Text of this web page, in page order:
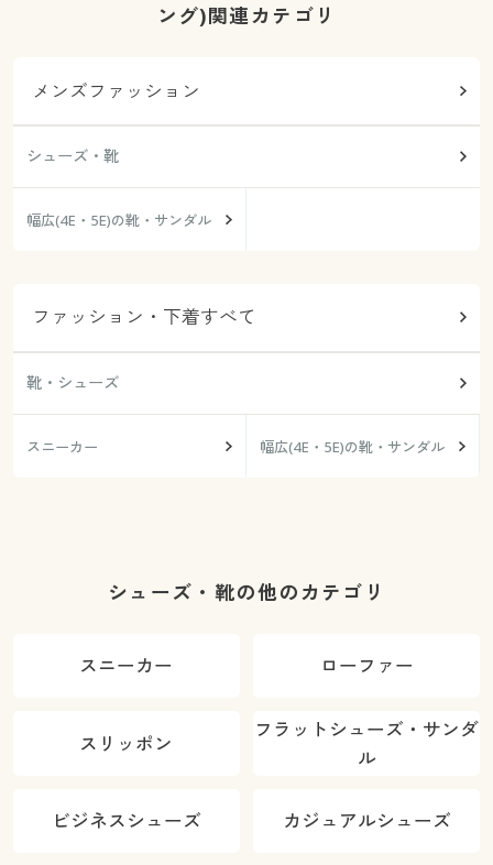
ング)関連カテゴリ
メンズファッション
シューズ・靴
幅広(4E・5E)の靴・サンダル
ファッション・下着すべて
靴・シューズ
スニーカー 幅広(4E・5E)の靴・サンダル
シューズ・靴の他のカテゴリ
スニーカー ローファー
スリッポン
フラットシューズ・サンダ
ル
ビジネスシューズ カジュアルシューズ